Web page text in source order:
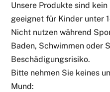
Unsere Produkte sind
geeignet für Kinder unter
Nicht nutzen während
Baden, Schwimmen oder
Beschädigungsrisiko.
Bitte nehmen Sie keines
Mund: